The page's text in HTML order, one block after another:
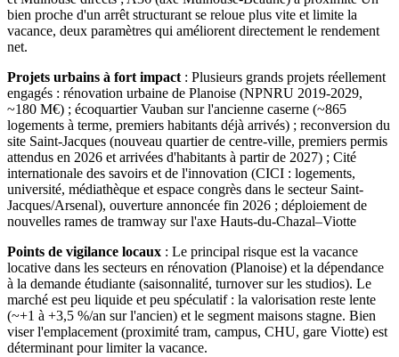
bien proche d'un arrêt structurant se reloue plus vite et limite la
vacance, deux paramètres qui améliorent directement le rendement
net.
Projets urbains à fort impact : Plusieurs grands projets réellement
engagés : rénovation urbaine de Planoise (NPNRU 2019-2029,
~180 M€) ; écoquartier Vauban sur l'ancienne caserne (~865
logements à terme, premiers habitants déjà arrivés) ; reconversion du
site Saint-Jacques (nouveau quartier de centre-ville, premiers permis
attendus en 2026 et arrivées d'habitants à partir de 2027) ; Cité
internationale des savoirs et de l'innovation (CICI : logements,
université, médiathèque et espace congrès dans le secteur Saint-
Jacques/Arsenal), ouverture annoncée fin 2026 ; déploiement de
nouvelles rames de tramway sur l'axe Hauts-du-Chazal–Viotte
Points de vigilance locaux : Le principal risque est la vacance
locative dans les secteurs en rénovation (Planoise) et la dépendance
à la demande étudiante (saisonnalité, turnover sur les studios). Le
marché est peu liquide et peu spéculatif : la valorisation reste lente
(~+1 à +3,5 %/an sur l'ancien) et le segment maisons stagne. Bien
viser l'emplacement (proximité tram, campus, CHU, gare Viotte) est
déterminant pour limiter la vacance.